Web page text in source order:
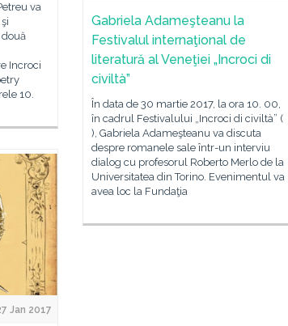
va
Incroci
10.
Gabriela Adameşteanu la
Festivalul internaţional de
literatură al Veneţiei „Incroci di
civiltà”
În data de 30 martie 2017, la ora 10. 00,
în cadrul Festivalului „Incroci di civiltà” (
), Gabriela Adameşteanu va discuta
despre romanele sale într-un interviu
dialog cu profesorul Roberto Merlo de la
Universitatea din Torino. Evenimentul va
avea loc la Fundaţia
Jan 2017